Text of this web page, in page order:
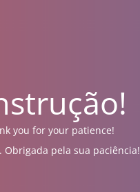
you for your patience!
pela sua paciência!